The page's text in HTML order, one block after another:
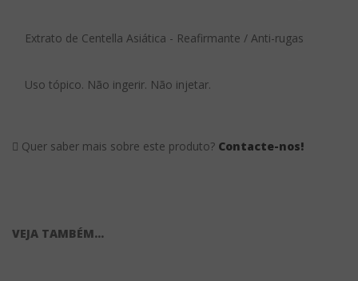
Extrato de Centella Asiática - Reafirmante / Anti-rugas
Uso tópico. Não ingerir. Não injetar.
Quer saber mais sobre este produto? Contacte-nos!
VEJA TAMBÉM...